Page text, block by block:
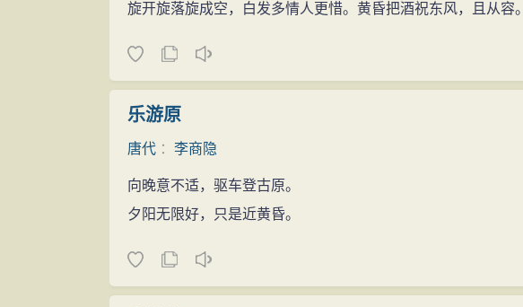
旋开旋落旋成空，白发多情人更惜。黄昏把酒祝东风，且从容。
乐游原
唐代 ： 李商隐
向晚意不适，驱车登古原。
夕阳无限好，只是近黄昏。